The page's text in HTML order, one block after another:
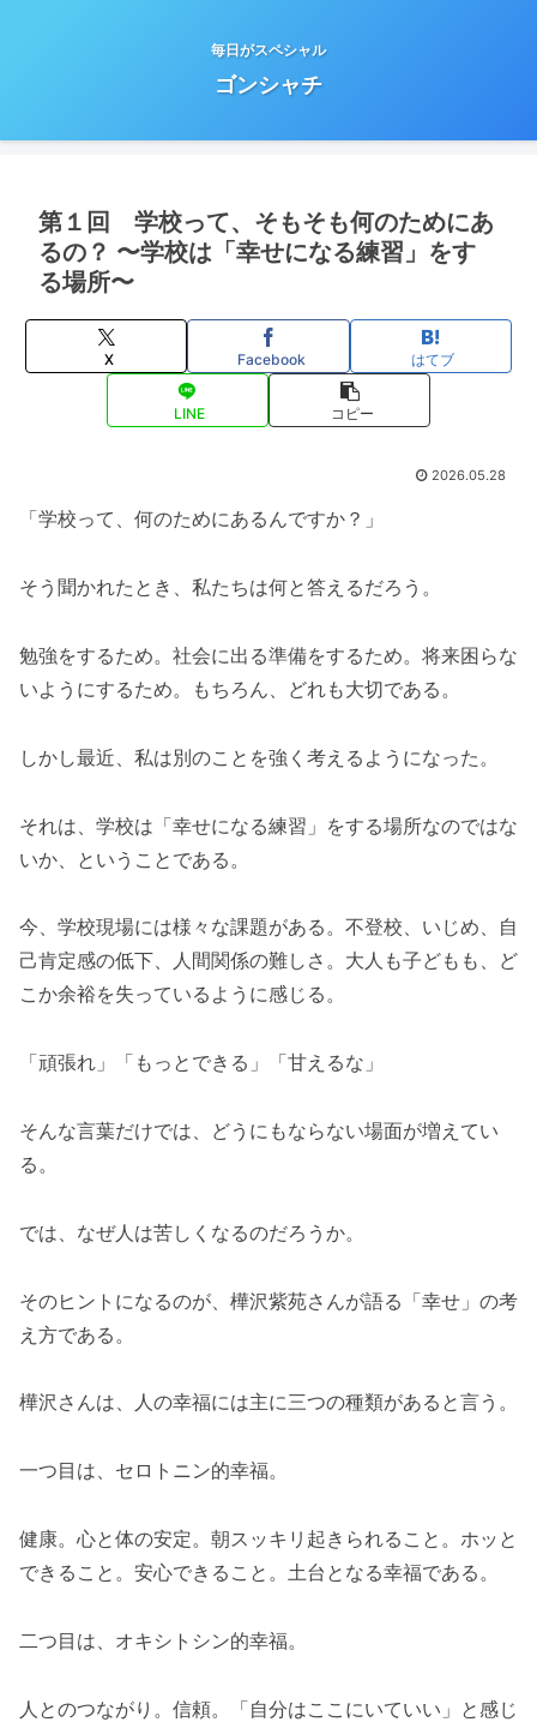
毎日がスペシャル
ゴンシャチ
第１回 学校って、そもそも何のためにあ
るの？ 〜学校は「幸せになる練習」をす
る場所〜
X Facebook はてブ
LINE コピー
2026.05.28
「学校って、何のためにあるんですか？」
そう聞かれたとき、私たちは何と答えるだろう。
勉強をするため。社会に出る準備をするため。将来困らな
いようにするため。もちろん、どれも大切である。
しかし最近、私は別のことを強く考えるようになった。
それは、学校は「幸せになる練習」をする場所なのではな
いか、ということである。
今、学校現場には様々な課題がある。不登校、いじめ、自
己肯定感の低下、人間関係の難しさ。大人も子どもも、ど
こか余裕を失っているように感じる。
「頑張れ」「もっとできる」「甘えるな」
そんな言葉だけでは、どうにもならない場面が増えてい
る。
では、なぜ人は苦しくなるのだろうか。
そのヒントになるのが、樺沢紫苑さんが語る「幸せ」の考
え方である。
樺沢さんは、人の幸福には主に三つの種類があると言う。
一つ目は、セロトニン的幸福。
健康。心と体の安定。朝スッキリ起きられること。ホッと
できること。安心できること。土台となる幸福である。
二つ目は、オキシトシン的幸福。
人とのつながり。信頼。「自分はここにいていい」と感じ